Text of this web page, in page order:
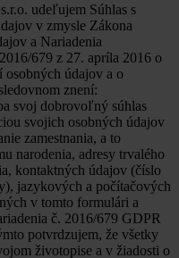
udeľujem Súhlas s
v zmysle Zákona
a Nariadenia
679 z 27. apríla 2016 o
osobných údajov a o
znení:
svoj dobrovoľný súhlas
svojich osobných údajov
zamestnania, a to
narodenia, adresy trvalého
kontaktných údajov (číslo
jazykových a počítačových
v tomto formulári a
č. 2016/679 GDPR
potvrdzujem, že všetky
životopise a v žiadosti o